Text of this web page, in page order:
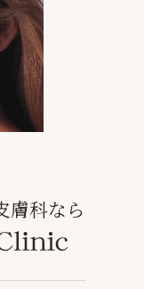
膚科なら